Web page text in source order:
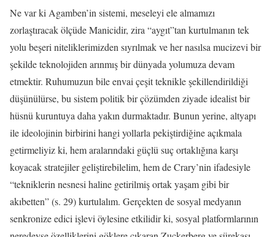
Ne var ki Agamben’in sistemi, meseleyi ele almamızı
zorlaştıracak ölçüde Manicidir, zira “aygıt”tan kurtulmanın tek
yolu beşeri niteliklerimizden sıyrılmak ve her nasılsa mucizevi bir
şekilde teknolojiden arınmış bir dünyada yolumuza devam
etmektir. Ruhumuzun bile envai çeşit teknikle şekillendirildiği
düşünülürse, bu sistem politik bir çözümden ziyade idealist bir
hüsnü kuruntuya daha yakın durmaktadır. Bunun yerine, altyapı
ile ideolojinin birbirini hangi yollarla pekiştirdiğine açıkmala
getirmeliyiz ki, hem aralarındaki güçlü suç ortaklığına karşı
koyacak stratejiler geliştirebilelim, hem de Crary’nin ifadesiyle
“tekniklerin nesnesi haline getirilmiş ortak yaşam gibi bir
akıbetten” (s. 29) kurtulalım. Gerçekten de sosyal medyanın
senkronize edici işlevi öylesine etkilidir ki, sosyal platformlarının